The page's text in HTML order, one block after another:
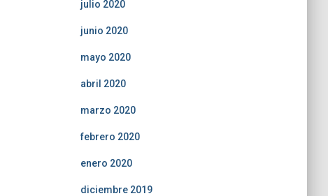
julio 2020
junio 2020
mayo 2020
abril 2020
marzo 2020
febrero 2020
enero 2020
diciembre 2019